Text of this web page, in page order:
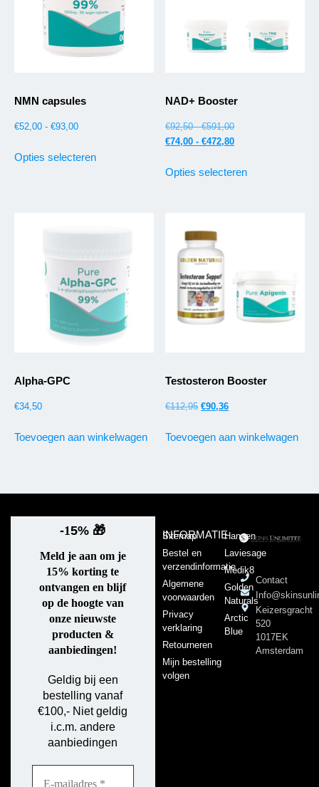
NMN capsules
€52,00 - €93,00
Opties selecteren
NAD+ Booster
€92,50-€591,00
€74,00 -€472,80
Opties selecteren
Alpha-GPC
€34,50
Toevoegen aan winkelwagen
Testosteron Booster
€112,95 €90,36
Toevoegen aan winkelwagen
-15% 🎁
Meld je aan om je
15% korting te
ontvangen en blijf
op de hoogte van
onze nieuwste
producten &
aanbiedingen!
Geldig bij een
bestelling vanaf
€100,- Niet geldig
i.c.m. andere
aanbiedingen
INFORMATIE
Sitemap
Bestel en
verzendinformatie
Algemene
voorwaarden
Privacy
verklaring
Retourneren
Mijn bestelling
volgen
Hansen
Laviesage
Medik8
Golden
Naturals
Arctic
Blue
Contact
Keizersgracht
520
1017EK
Amsterdam